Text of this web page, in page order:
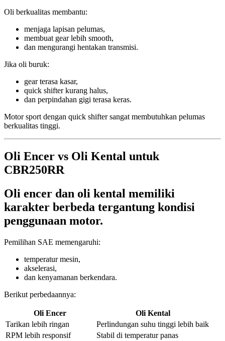
Oli berkualitas membantu:
menjaga lapisan pelumas,
membuat gear lebih smooth,
dan mengurangi hentakan transmisi.
Jika oli buruk:
gear terasa kasar,
quick shifter kurang halus,
dan perpindahan gigi terasa keras.
Motor sport dengan quick shifter sangat membutuhkan pelumas
berkualitas tinggi.
Oli Encer vs Oli Kental untuk
CBR250RR
Oli encer dan oli kental memiliki
karakter berbeda tergantung kondisi
penggunaan motor.
Pemilihan SAE memengaruhi:
temperatur mesin,
akselerasi,
dan kenyamanan berkendara.
Berikut perbedaannya:
Oli Encer
Oli Kental
Tarikan lebih ringan
Perlindungan suhu tinggi lebih baik
RPM lebih responsif
Stabil di temperatur panas